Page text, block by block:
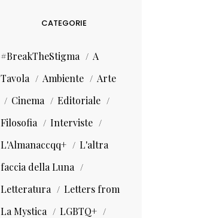
CATEGORIE
#BreakTheStigma
A
Tavola
Ambiente
Arte
Cinema
Editoriale
Filosofia
Interviste
L'Almanaccqq+
L'altra
faccia della Luna
Letteratura
Letters from
La Mystica
LGBTQ+